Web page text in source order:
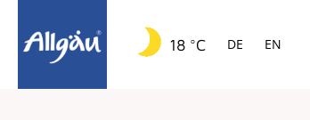
Springe zur Navigation
Springe zum Hauptinhalt
18 °C DE EN